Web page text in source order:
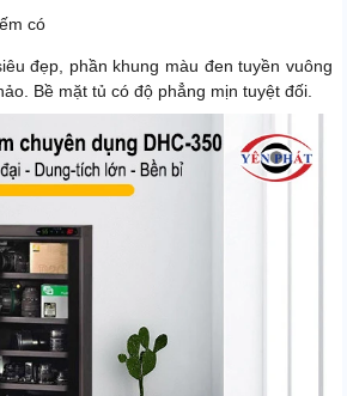
có
đẹp, phần khung màu đen tuyền vuông
Bề mặt tủ có độ phẳng mịn tuyệt đối.